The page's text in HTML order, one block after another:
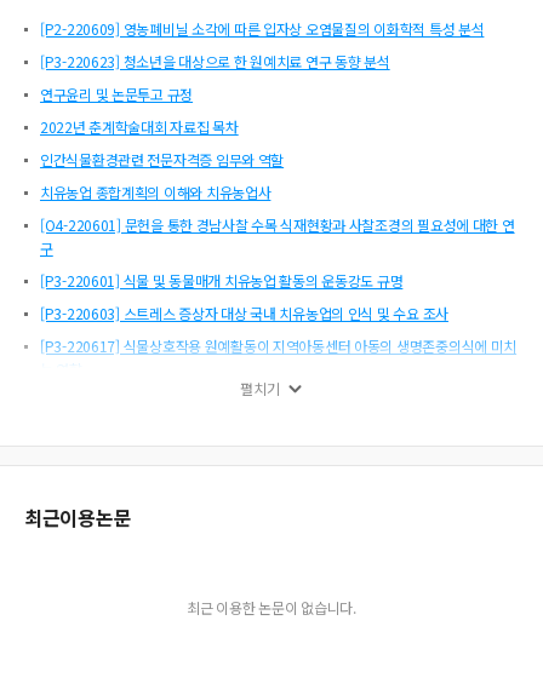
[P2-220609] 영농폐비닐 소각에 따른 입자상 오염물질의 이화학적 특성 분석
[P3-220623] 청소년을 대상으로 한 원예치료 연구 동향 분석
연구윤리 및 논문투고 규정
2022년 춘계학술대회 자료집 목차
인간식물환경관련 전문자격증 임무와 역할
치유농업 종합계획의 이해와 치유농업사
[O4-220601] 문헌을 통한 경남사찰 수목 식재현황과 사찰조경의 필요성에 대한 연
구
[P3-220601] 식물 및 동물매개 치유농업 활동의 운동강도 규명
[P3-220603] 스트레스 증상자 대상 국내 치유농업의 인식 및 수요 조사
[P3-220617] 식물상호작용 원예활동이 지역아동센터 아동의 생명존중의식에 미치
는 영향
[P3-220622] 경력단절여성의 재취업을 위한 복지원예사 교육과정에 관한 연구
[P2-220608] 도시공원 조경수의 계절별 미세먼지 축적
[P3-220614] 중년의 원예활동프로그램 개발을 위한 원예 선호도 조사
펼치기
최근이용논문
최근 이용한 논문이 없습니다.